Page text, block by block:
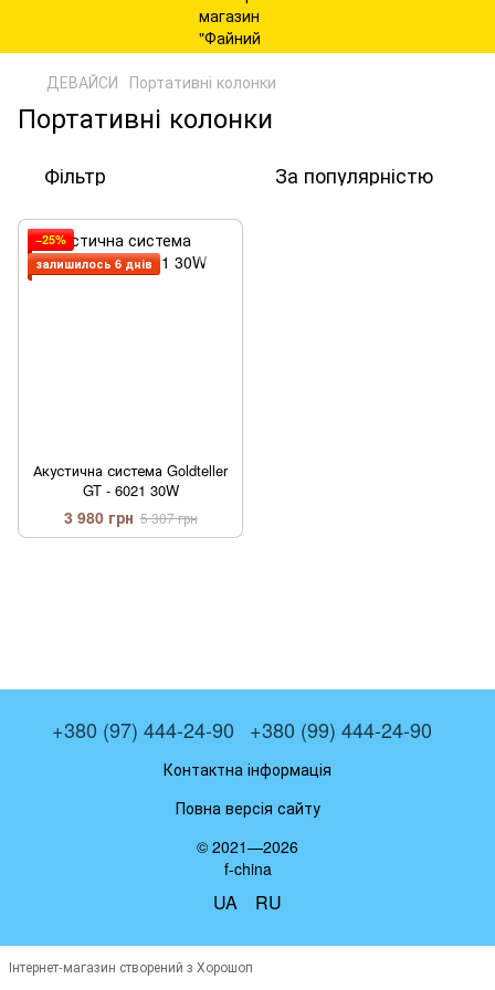
ДЕВАЙСИ Портативні колонки
Портативні колонки
Фільтр За популярністю
−25%
залишилось 6 днів
Акустична система Goldteller
GT - 6021 30W
3 980 грн 5 307 грн
+380 (97) 444-24-90 +380 (99) 444-24-90
Контактна інформація
Повна версія сайту
© 2021—2026
f-china
UA RU
Інтернет-магазин створений з Хорошоп